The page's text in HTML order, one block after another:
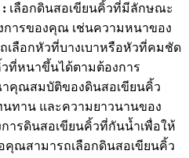
เลือกดินสอเขียนคิ้วที่มีลักษณะ
การของคุณ เช่นความหนาของ
ลือกหัวที่บางเบาหรือหัวที่คมชัด
ที่หนาขึ้นได้ตามต้องการ
คุณสมบัติของดินสอเขียนคิ้ว
ทาน และความยาวนานของ
ารดินสอเขียนคิ้วที่กันน้ำเพื่อให้
คุณสามารถเลือกดินสอเขียนคิ้ว